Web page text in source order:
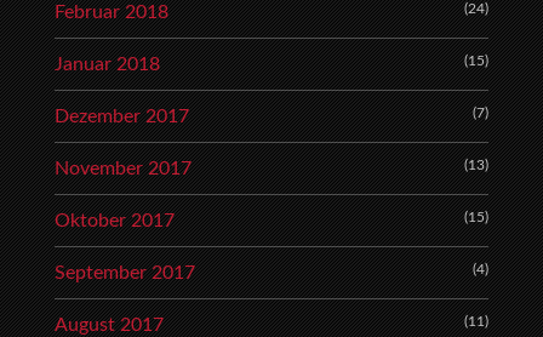
Februar 2018 (24)
Januar 2018 (15)
Dezember 2017 (7)
November 2017 (13)
Oktober 2017 (15)
September 2017 (4)
August 2017 (11)